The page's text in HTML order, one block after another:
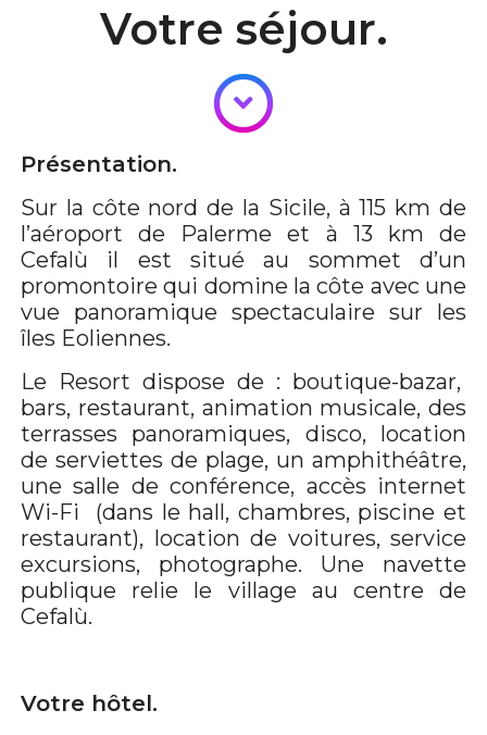
Votre séjour.
Présentation.
Sur la côte nord de la Sicile, à 115 km de
l’aéroport de Palerme et à 13 km de
Cefalù il est situé au sommet d’un
promontoire qui domine la côte avec une
vue panoramique spectaculaire sur les
îles Eoliennes.
Le Resort dispose de : boutique-bazar,
bars, restaurant, animation musicale, des
terrasses panoramiques, disco, location
de serviettes de plage, un amphithéâtre,
une salle de conférence, accès internet
Wi-Fi (dans le hall, chambres, piscine et
restaurant), location de voitures, service
excursions, photographe. Une navette
publique relie le village au centre de
Cefalù.
Votre hôtel.